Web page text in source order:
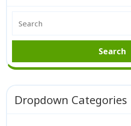
Dropdown Categories